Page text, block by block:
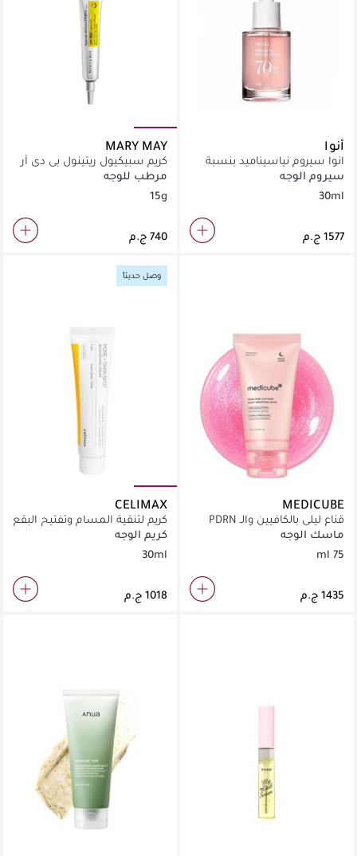
أنوا
انوا سيروم نياسيناميد بنسبة
70% من بيتش 30 مل
سيروم الوجه
30ml
MARY MAY
كريم سبيكيول ريتينول بي دي آر
إن
مرطب للوجه
15g
MEDICUBE
قناع ليلي بالكافيين والـ PDRN
للتخلص من إجهاد البشرة
ماسك الوجه
75 ml
وصل حديثاً
CELIMAX
كريم لتنقية المسام وتفتيح البقع
الداكنة
كريم الوجه
30ml